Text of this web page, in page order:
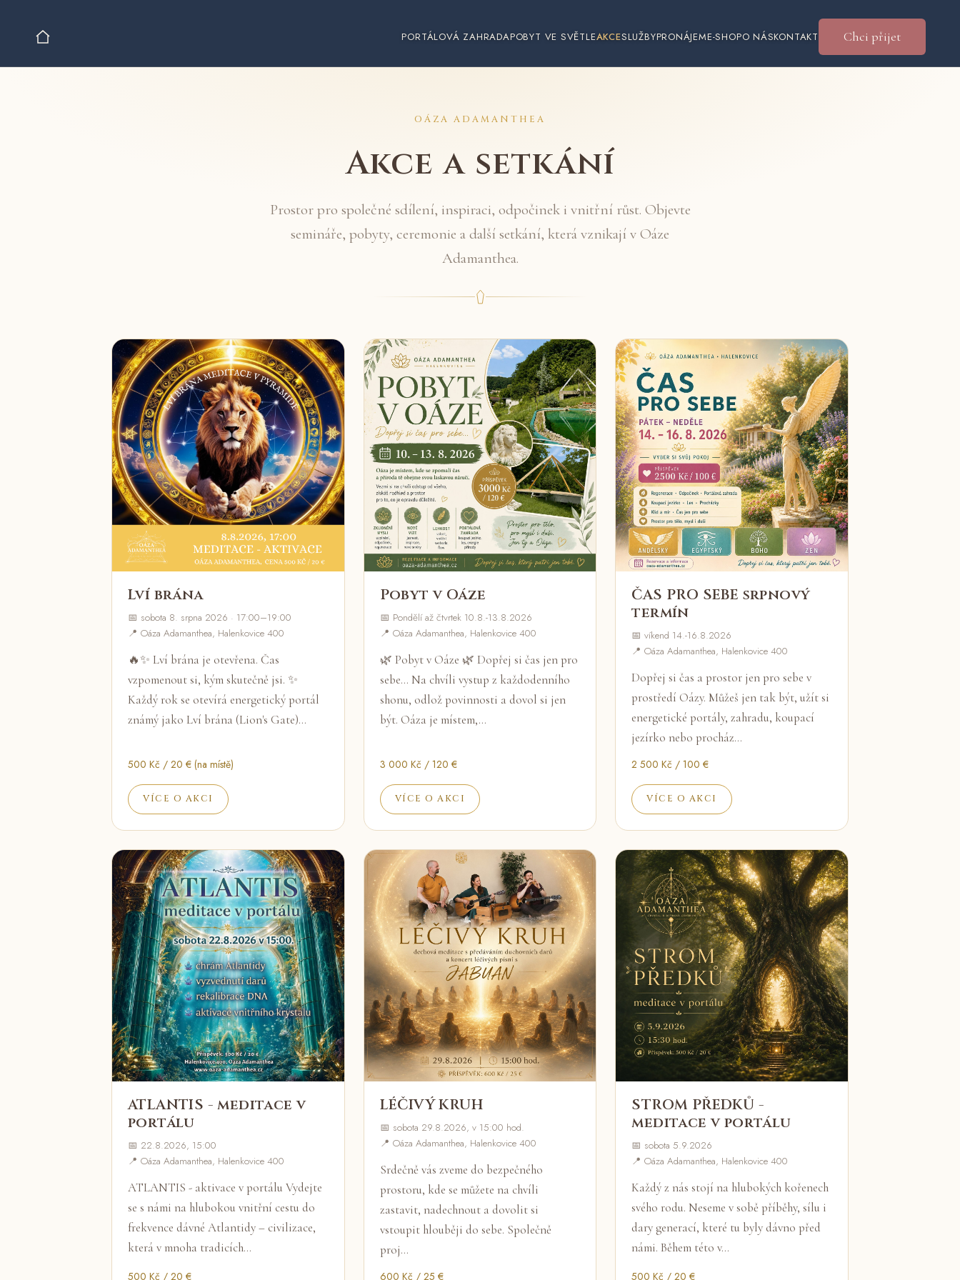
PORTÁLOVÁ ZAHRADAPOBYT VE SVĚTLEAKCESLUŽBYPRONÁJEME-SHOPO NÁSKONTAKT Chci přijet
OÁZA ADAMANTHEA
Akce a setkání
Prostor pro společné sdílení, inspiraci, odpočinek i vnitřní růst. Objevte
semináře, pobyty, ceremonie a další setkání, která vznikají v Oáze
Adamanthea.
Lví brána
📅 sobota 8. srpna 2026 · 17:00–19:00
📍 Oáza Adamanthea, Halenkovice 400
🔥✨ Lví brána je otevřena. Čas
vzpomenout si, kým skutečně jsi. ✨
Každý rok se otevírá energetický portál
známý jako Lví brána (Lion's Gate)…
500 Kč / 20 € (na místě)
VÍCE O AKCI
Pobyt v Oáze
📅 Pondělí až čtvrtek 10.8.-13.8.2026
📍 Oáza Adamanthea, Halenkovice 400
🌿 Pobyt v Oáze 🌿 Dopřej si čas jen pro
sebe... Na chvíli vystup z každodenního
shonu, odlož povinnosti a dovol si jen
být. Oáza je místem,…
3 000 Kč / 120 €
VÍCE O AKCI
ČAS PRO SEBE srpnový
termín
📅 víkend 14.-16.8.2026
📍 Oáza Adamanthea, Halenkovice 400
Dopřej si čas a prostor jen pro sebe v
prostředí Oázy. Můžeš jen tak být, užít si
energetické portály, zahradu, koupací
jezírko nebo procház…
2 500 Kč / 100 €
VÍCE O AKCI
ATLANTIS - meditace v
portálu
📅 22.8.2026, 15:00
📍 Oáza Adamanthea, Halenkovice 400
ATLANTIS - aktivace v portálu Vydejte
se s námi na hlubokou vnitřní cestu do
frekvence dávné Atlantidy – civilizace,
která v mnoha tradicích…
500 Kč / 20 €
LÉČIVÝ KRUH
📅 sobota 29.8.2026, v 15:00 hod.
📍 Oáza Adamanthea, Halenkovice 400
Srdečně vás zveme do bezpečného
prostoru, kde se můžete na chvíli
zastavit, nadechnout a dovolit si
vstoupit hlouběji do sebe. Společně
proj…
600 Kč / 25 €
STROM PŘEDKŮ -
meditace v portálu
📅 sobota 5.9.2026
📍 Oáza Adamanthea, Halenkovice 400
Každý z nás stojí na hlubokých kořenech
svého rodu. Neseme v sobě příběhy, sílu i
dary generací, které tu byly dávno před
námi. Během této v…
500 Kč / 20 €